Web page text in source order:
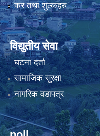
कर तथा शुल्कहरु
विद्युतीय सेवा
घटना दर्ता
सामाजिक सुरक्षा
नागरिक वडापत्र